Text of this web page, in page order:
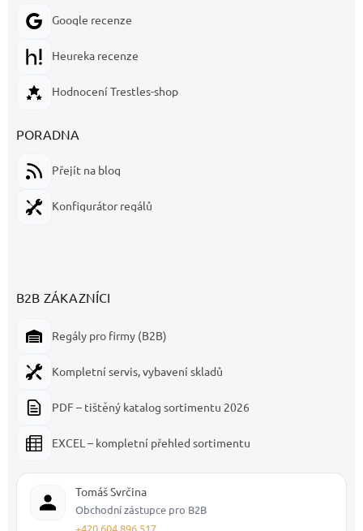
Google recenze
Heureka recenze
Hodnocení Trestles-shop
PORADNA
Přejít na blog
Konfigurátor regálů
B2B ZÁKAZNÍCI
Regály pro firmy (B2B)
Kompletní servis, vybavení skladů
PDF – tištěný katalog sortimentu 2026
EXCEL – kompletní přehled sortimentu
Tomáš Svrčina
Obchodní zástupce pro B2B
+420 604 896 517